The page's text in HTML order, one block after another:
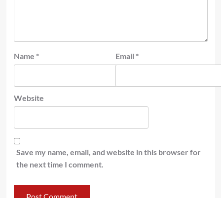
Name * Email *
Website
Save my name, email, and website in this browser for
the next time I comment.